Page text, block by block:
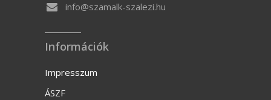
info@szamalk-szalezi.hu
Információk
Impresszum
ÁSZF